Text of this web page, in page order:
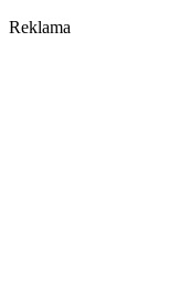
Reklama